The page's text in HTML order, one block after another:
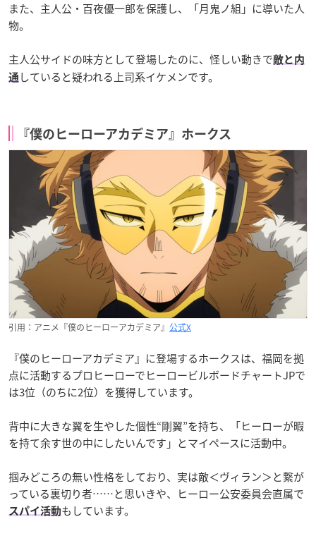
また、主人公・百夜優一郎を保護し、「月鬼ノ組」に導いた人
物。
主人公サイドの味方として登場したのに、怪しい動きで敵と内
通 していると疑われる上司系イケメンです。
『僕のヒーローアカデミア』ホークス
引用：アニメ『僕のヒーローアカデミア』 公式X
『僕のヒーローアカデミア』に登場するホークスは、福岡を拠
点に活動するプロヒーローでヒーロービルボードチャートJPで
は3位（のちに2位）を獲得しています。
背中に大きな翼を生やした個性“剛翼”を持ち、「ヒーローが暇
を持て余す世の中にしたいんです」とマイペースに活動中。
掴みどころの無い性格をしており、実は敵＜ヴィラン＞と繋が
っている裏切り者……と思いきや、ヒーロー公安委員会直属で
スパイ活動もしています。